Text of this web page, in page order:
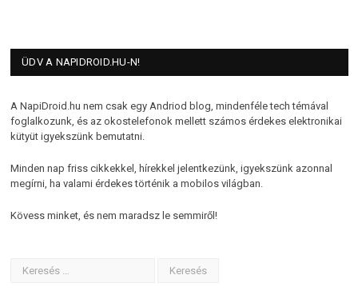
ÜDV A NAPIDROID.HU-N!
A NapiDroid.hu nem csak egy Andriod blog, mindenféle tech témával
foglalkozunk, és az okostelefonok mellett számos érdekes elektronikai
kütyüt igyekszünk bemutatni.
Minden nap friss cikkekkel, hírekkel jelentkezünk, igyekszünk azonnal
megírni, ha valami érdekes történik a mobilos világban.
Kövess minket, és nem maradsz le semmiről!